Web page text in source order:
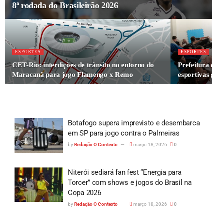
8ª rodada do Brasileirão 2026
ESPORTES
CET-Rio: interdições de trânsito no entorno do
Maracanã para jogo Flamengo x Remo
ESPORTES
Prefeitura
esportivas
Botafogo supera imprevisto e desembarca
em SP para jogo contra o Palmeiras
byRedação O Contexto março 18, 2026 0
Niterói sediará fan fest “Energia para
Torcer” com shows e jogos do Brasil na
Copa 2026
byRedação O Contexto março 18, 2026 0